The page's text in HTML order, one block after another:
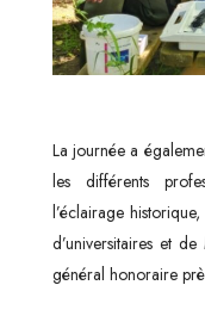
La journée a
les différents
l’éclairage
d’universitaires et
général honoraire